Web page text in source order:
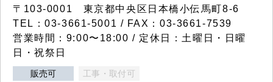
〒103-0001 東京都中央区日本橋小伝馬町8-6
TEL：03-3661-5001 / FAX：03-3661-7539
営業時間：9:00〜18:00 / 定休日：土曜日・日曜
日・祝祭日
販売可 工事・取付可